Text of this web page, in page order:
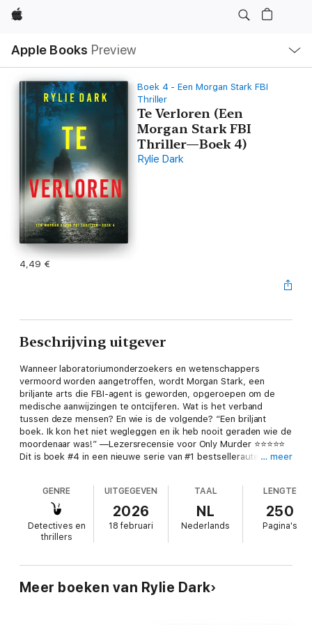
Apple
Apple Books Preview
lokaal
navigatiemenu
Boek 4 - Een Morgan Stark FBI
Thriller
Te Verloren (Een
Morgan Stark FBI
Thriller—Boek 4)
Rylie Dark
4,49 €
Beschrijving uitgever
Wanneer laboratoriumonderzoekers en wetenschappers
vermoord worden aangetroffen, wordt Morgan Stark, een
briljante arts die FBI-agent is geworden, opgeroepen om de
medische aanwijzingen te ontcijferen. Wat is het verband
tussen deze mensen? En wie is de volgende? “Een briljant
boek. Ik kon het niet wegleggen en ik heb nooit geraden wie de
moordenaar was!” —Lezersrecensie voor Only Murder ⭐⭐⭐⭐⭐
Dit is boek #4 in een nieuwe serie van #1 bestsellerauteur en
hebben ontvangen. Morgan Stark is een gerenommeerd
chirurg, door zijn collega's geprezen om zijn genialiteit als
diagnosticus. Maar wanneer zijn goede vriend en protegé-arts-
assistent wordt vermoord, voelt Morgan zich genoodzaakt de
FBI te helpen het spoor van medische aanwijzingen te
de BAU, door haar collega's alom gewaardeerd om haar
scherpzinnigheid en vastberadenheid, is het niet gewend om
… meer
GENRE
Detectives en
thrillers
UITGEGEVEN
2026
18 februari
TAAL
NL
Nederlands
LENGTE
250
Pagina's
Meer boeken van Rylie Dark